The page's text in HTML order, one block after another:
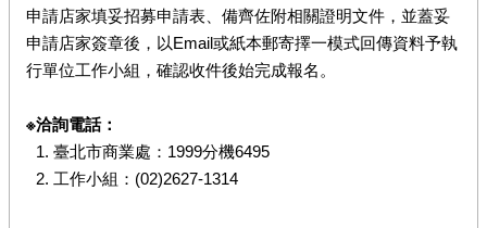
申請店家填妥招募申請表、備齊佐附相關證明文件，並蓋妥
申請店家簽章後，以Email或紙本郵寄擇一模式回傳資料予執
行單位工作小組，確認收件後始完成報名。
※洽詢電話：
臺北市商業處：1999分機6495
工作小組：(02)2627-1314